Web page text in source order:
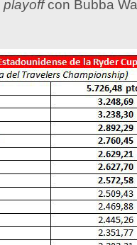
playoffcon Bubba